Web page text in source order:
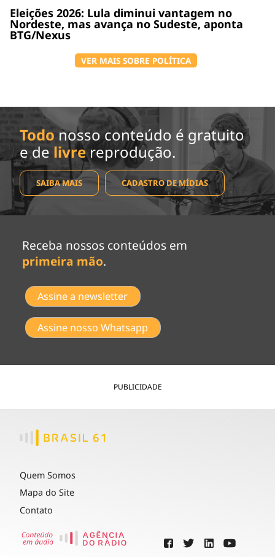
Eleições 2026: Lula diminui vantagem no
Nordeste, mas avança no Sudeste, aponta
BTG/Nexus
VER MAIS SOBRE POLÍTICA
Todo nosso conteúdo é gratuito
e de livrereprodução.
SAIBA MAIS CADASTRO DE MÍDIAS
Receba nossos conteúdos em
primeira mão.
Assine a newsletter
Assine nosso Whatsapp
PUBLICIDADE
Quem Somos
Mapa do Site
Contato